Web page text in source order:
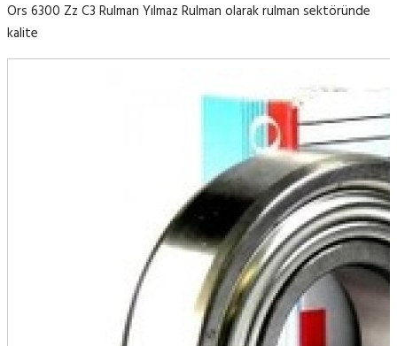
Ors 6300 Zz C3 Rulman Yılmaz Rulman olarak rulman sektöründe
kalite